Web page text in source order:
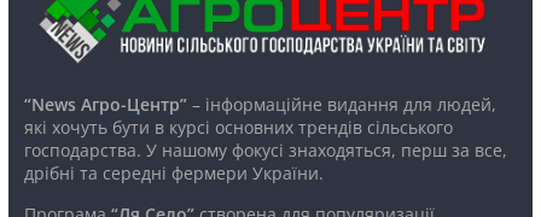
“News Агро-Центр”– інформаційне видання для людей,
які хочуть бути в курсі основних трендів сільського
господарства. У нашому фокусі знаходяться, перш за все,
дрібні та середні фермери України.